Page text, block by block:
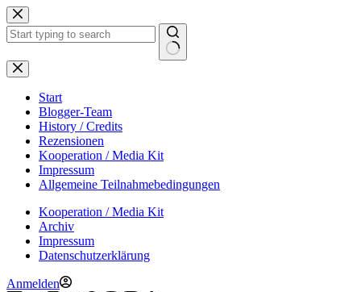
Zum
Inhalt
springen
Start
Blogger-Team
History / Credits
Rezensionen
Kooperation / Media Kit
Impressum
Allgemeine Teilnahmebedingungen
Kooperation / Media Kit
Archiv
Impressum
Datenschutzerklärung
Anmelden